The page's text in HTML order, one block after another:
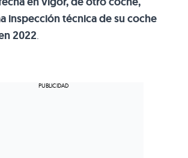
inspección técnica de su coche
2022